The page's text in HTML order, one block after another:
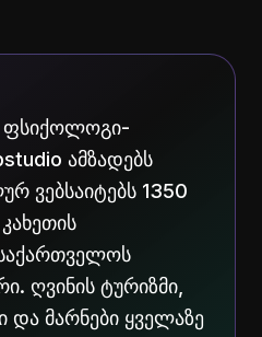
ფსიქოლოგი-
ამზადებს
ვებსაიტებს 1350
ღვინის ტურიზმი,
და მარნები ყველაზე